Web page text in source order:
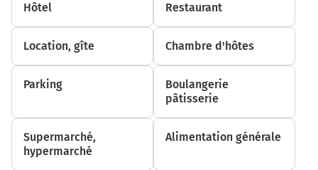
Hôtel Restaurant
Location, gîte Chambre d'hôtes
Parking
Boulangerie
pâtisserie
Supermarché,
hypermarché
Alimentation générale